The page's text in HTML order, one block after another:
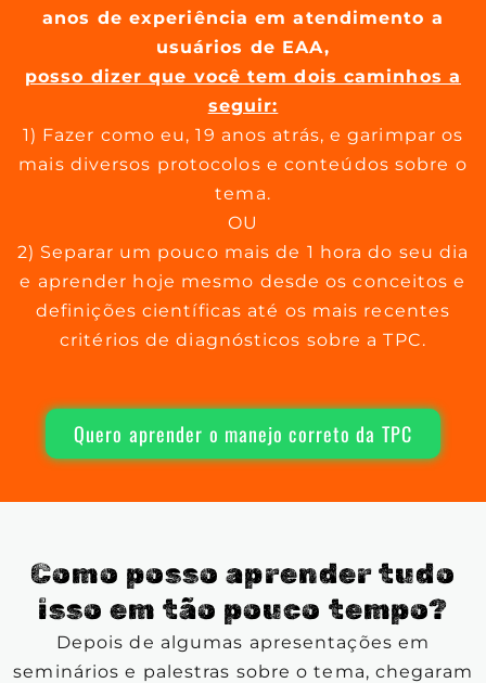
anos de experiência em atendimento a
usuários de EAA,
posso dizer que você tem dois caminhos a
seguir:
1) Fazer como eu, 19 anos atrás, e garimpar os
mais diversos protocolos e conteúdos sobre o
tema.
OU
2) Separar um pouco mais de 1 hora do seu dia
e aprender hoje mesmo desde os conceitos e
definições científicas até os mais recentes
critérios de diagnósticos sobre a TPC.
Quero aprender o manejo correto da TPC
Como posso aprender tudo
isso em tão pouco tempo?
Depois de algumas apresentações em
seminários e palestras sobre o tema, chegaram